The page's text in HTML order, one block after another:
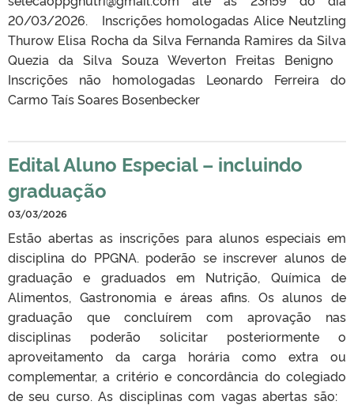
20/03/2026. Inscrições homologadas Alice Neutzling
Thurow Elisa Rocha da Silva Fernanda Ramires da Silva
Quezia da Silva Souza Weverton Freitas Benigno
Inscrições não homologadas Leonardo Ferreira do
Carmo Taís Soares Bosenbecker
Edital Aluno Especial – incluindo
graduação
03/03/2026
Estão abertas as inscrições para alunos especiais em
disciplina do PPGNA. poderão se inscrever alunos de
graduação e graduados em Nutrição, Química de
Alimentos, Gastronomia e áreas afins. Os alunos de
graduação que concluírem com aprovação nas
disciplinas poderão solicitar posteriormente o
aproveitamento da carga horária como extra ou
complementar, a critério e concordância do colegiado
de seu curso. As disciplinas com vagas abertas são: